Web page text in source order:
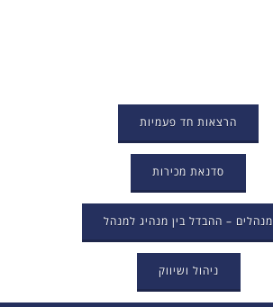
הרצאות חד פעמיות
סדנאת מכירות
מנהלים – ההבדל בין מנהיג למנהל
ניהול ושיווק